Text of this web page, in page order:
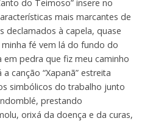
do Teimoso” insere no
mais marcantes de
declamados à capela, quase
fé vem lá do fundo do
pedra que fiz meu caminho
a canção “Xapanã” estreita
simbólicos do trabalho junto
prestando
orixá da doença e da curas,